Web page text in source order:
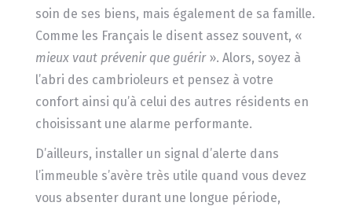
soin de ses biens, mais également de sa famille.
Comme les Français le disent assez souvent, «
mieux vaut prévenir que guérir». Alors, soyez à
l’abri des cambrioleurs et pensez à votre
confort ainsi qu’à celui des autres résidents en
choisissant une alarme performante.
D’ailleurs, installer un signal d’alerte dans
l’immeuble s’avère très utile quand vous devez
vous absenter durant une longue période,